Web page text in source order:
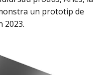
un prototip de
2023.